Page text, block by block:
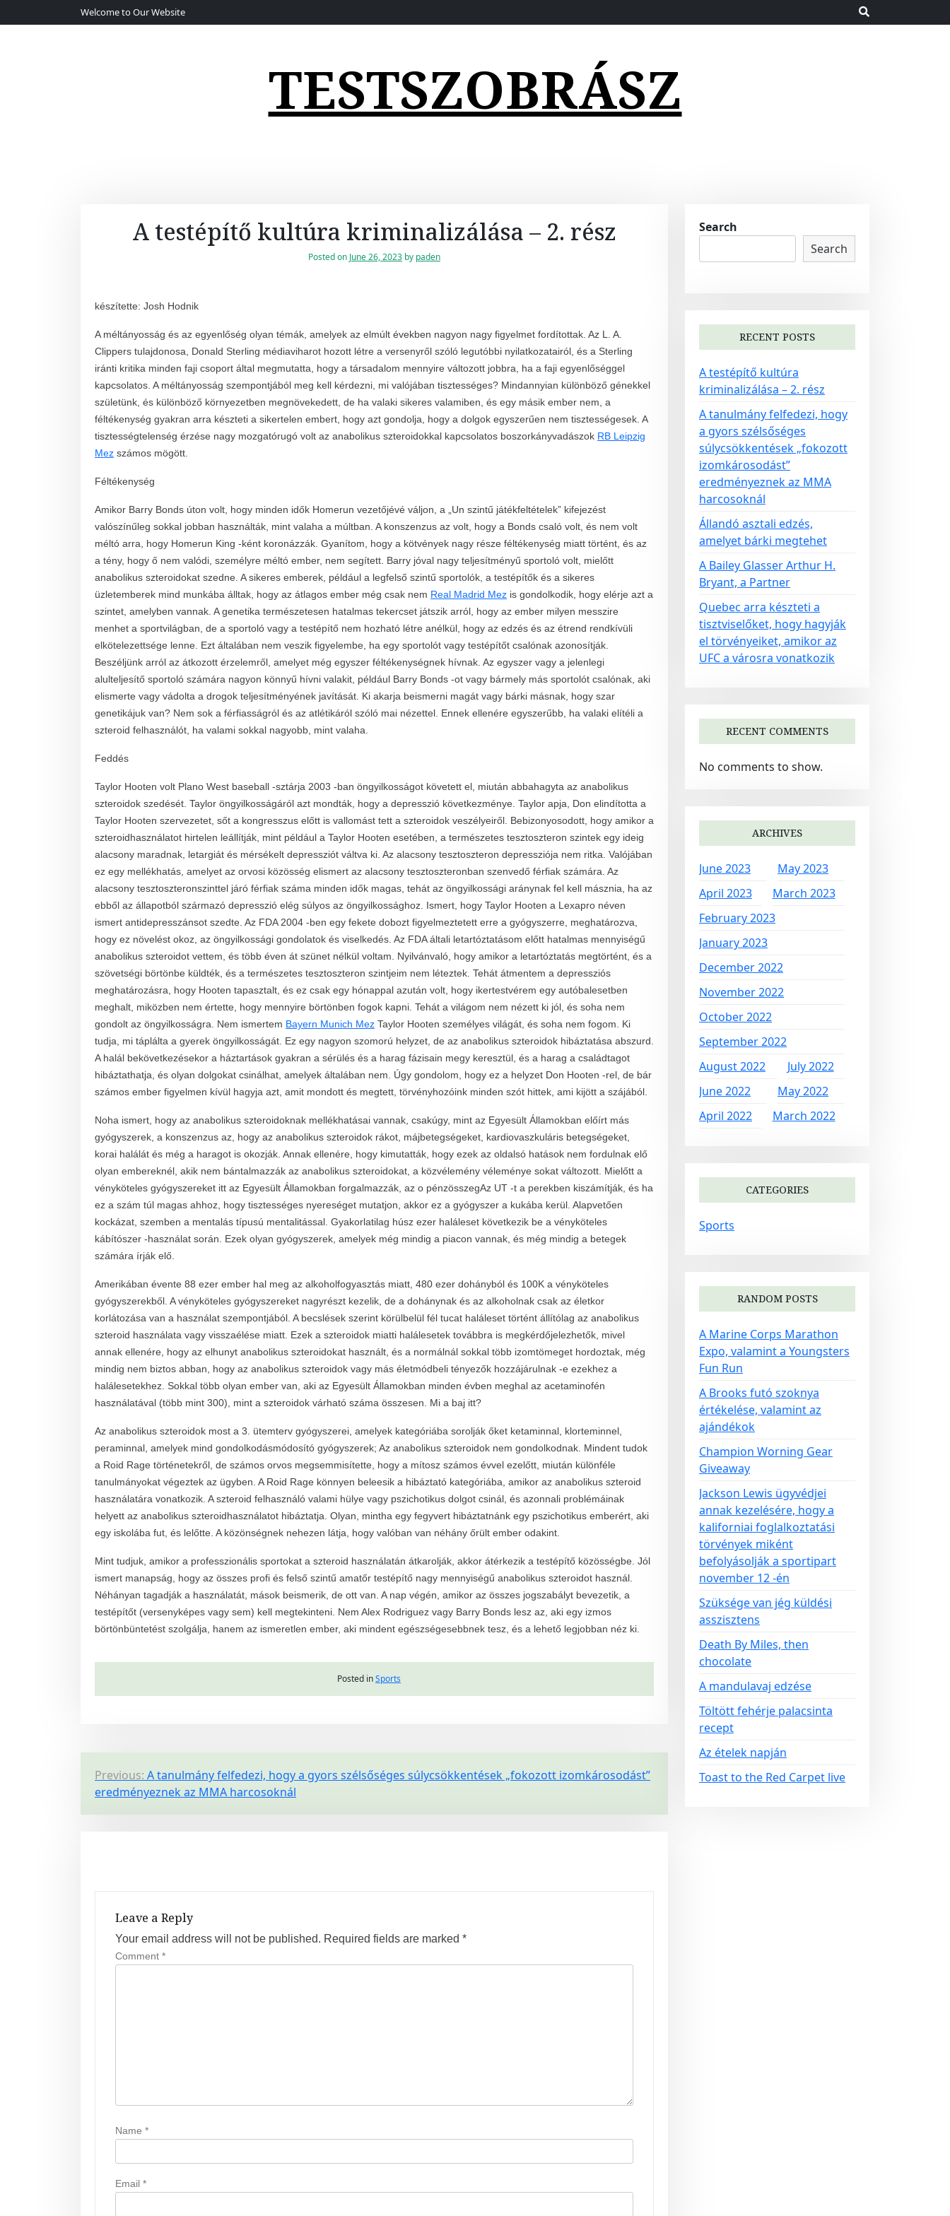
k
Welcome to Our Website
TESTSZOBRÁSZ
A testépítő kultúra kriminalizálása – 2. rész
Posted on June 26, 2023 by paden
készítette: Josh Hodnik
A méltányosság és az egyenlőség olyan témák, amelyek az elmúlt években nagyon nagy figyelmet fordítottak. Az L. A.
Clippers tulajdonosa, Donald Sterling médiaviharot hozott létre a versenyről szóló legutóbbi nyilatkozatairól, és a Sterling
iránti kritika minden faji csoport által megmutatta, hogy a társadalom mennyire változott jobbra, ha a faji egyenlőséggel
kapcsolatos. A méltányosság szempontjából meg kell kérdezni, mi valójában tisztességes? Mindannyian különböző génekkel
születünk, és különböző környezetben megnövekedett, de ha valaki sikeres valamiben, és egy másik ember nem, a
féltékenység gyakran arra készteti a sikertelen embert, hogy azt gondolja, hogy a dolgok egyszerűen nem tisztességesek. A
tisztességtelenség érzése nagy mozgatórugó volt az anabolikus szteroidokkal kapcsolatos boszorkányvadászok RB Leipzig
Mez számos mögött.
Féltékenység
Amikor Barry Bonds úton volt, hogy minden idők Homerun vezetőjévé váljon, a „Un szintű játékfeltételek” kifejezést
valószínűleg sokkal jobban használták, mint valaha a múltban. A konszenzus az volt, hogy a Bonds csaló volt, és nem volt
méltó arra, hogy Homerun King -ként koronázzák. Gyanítom, hogy a kötvények nagy része féltékenység miatt történt, és az
a tény, hogy ő nem valódi, személyre méltó ember, nem segített. Barry jóval nagy teljesítményű sportoló volt, mielőtt
anabolikus szteroidokat szedne. A sikeres emberek, például a legfelső szintű sportolók, a testépítők és a sikeres
üzletemberek mind munkába álltak, hogy az átlagos ember még csak nem Real Madrid Mez is gondolkodik, hogy elérje azt a
szintet, amelyben vannak. A genetika természetesen hatalmas tekercset játszik arról, hogy az ember milyen messzire
menhet a sportvilágban, de a sportoló vagy a testépítő nem hozható létre anélkül, hogy az edzés és az étrend rendkívüli
elkötelezettsége lenne. Ezt általában nem veszik figyelembe, ha egy sportolót vagy testépítőt csalónak azonosítják.
Beszéljünk arról az átkozott érzelemről, amelyet még egyszer féltékenységnek hívnak. Az egyszer vagy a jelenlegi
alulteljesítő sportoló számára nagyon könnyű hívni valakit, például Barry Bonds -ot vagy bármely más sportolót csalónak, aki
elismerte vagy vádolta a drogok teljesítményének javítását. Ki akarja beismerni magát vagy bárki másnak, hogy szar
genetikájuk van? Nem sok a férfiasságról és az atlétikáról szóló mai nézettel. Ennek ellenére egyszerűbb, ha valaki elítéli a
szteroid felhasználót, ha valami sokkal nagyobb, mint valaha.
Feddés
Taylor Hooten volt Plano West baseball -sztárja 2003 -ban öngyilkosságot követett el, miután abbahagyta az anabolikus
szteroidok szedését. Taylor öngyilkosságáról azt mondták, hogy a depresszió következménye. Taylor apja, Don elindította a
Taylor Hooten szervezetet, sőt a kongresszus előtt is vallomást tett a szteroidok veszélyeiről. Bebizonyosodott, hogy amikor a
szteroidhasználatot hirtelen leállítják, mint például a Taylor Hooten esetében, a természetes tesztoszteron szintek egy ideig
alacsony maradnak, letargiát és mérsékelt depressziót váltva ki. Az alacsony tesztoszteron depressziója nem ritka. Valójában
ez egy mellékhatás, amelyet az orvosi közösség elismert az alacsony tesztoszteronban szenvedő férfiak számára. Az
alacsony tesztoszteronszinttel járó férfiak száma minden idők magas, tehát az öngyilkossági aránynak fel kell másznia, ha az
ebből az állapotból származó depresszió elég súlyos az öngyilkossághoz. Ismert, hogy Taylor Hooten a Lexapro néven
ismert antidepresszánsot szedte. Az FDA 2004 -ben egy fekete dobozt figyelmeztetett erre a gyógyszerre, meghatározva,
hogy ez növelést okoz, az öngyilkossági gondolatok és viselkedés. Az FDA általi letartóztatásom előtt hatalmas mennyiségű
anabolikus szteroidot vettem, és több éven át szünet nélkül voltam. Nyilvánvaló, hogy amikor a letartóztatás megtörtént, és a
szövetségi börtönbe küldték, és a természetes tesztoszteron szintjeim nem léteztek. Tehát átmentem a depressziós
meghatározásra, hogy Hooten tapasztalt, és ez csak egy hónappal azután volt, hogy ikertestvérem egy autóbalesetben
meghalt, miközben nem értette, hogy mennyire börtönben fogok kapni. Tehát a világom nem nézett ki jól, és soha nem
gondolt az öngyilkosságra. Nem ismertem Bayern Munich Mez Taylor Hooten személyes világát, és soha nem fogom. Ki
tudja, mi táplálta a gyerek öngyilkosságát. Ez egy nagyon szomorú helyzet, de az anabolikus szteroidok hibáztatása abszurd.
A halál bekövetkezésekor a háztartások gyakran a sérülés és a harag fázisain megy keresztül, és a harag a családtagot
hibáztathatja, és olyan dolgokat csinálhat, amelyek általában nem. Úgy gondolom, hogy ez a helyzet Don Hooten -rel, de bár
számos ember figyelmen kívül hagyja azt, amit mondott és megtett, törvényhozóink minden szót hittek, ami kijött a szájából.
Noha ismert, hogy az anabolikus szteroidoknak mellékhatásai vannak, csakúgy, mint az Egyesült Államokban előírt más
gyógyszerek, a konszenzus az, hogy az anabolikus szteroidok rákot, májbetegségeket, kardiovaszkuláris betegségeket,
korai halálát és még a haragot is okozják. Annak ellenére, hogy kimutatták, hogy ezek az oldalsó hatások nem fordulnak elő
olyan embereknél, akik nem bántalmazzák az anabolikus szteroidokat, a közvélemény véleménye sokat változott. Mielőtt a
vényköteles gyógyszereket itt az Egyesült Államokban forgalmazzák, az o pénzösszegAz UT -t a perekben kiszámítják, és ha
ez a szám túl magas ahhoz, hogy tisztességes nyereséget mutatjon, akkor ez a gyógyszer a kukába kerül. Alapvetően
kockázat, szemben a mentalás típusú mentalitással. Gyakorlatilag húsz ezer haláleset következik be a vényköteles
kábítószer -használat során. Ezek olyan gyógyszerek, amelyek még mindig a piacon vannak, és még mindig a betegek
számára írják elő.
Amerikában évente 88 ezer ember hal meg az alkoholfogyasztás miatt, 480 ezer dohányból és 100K a vényköteles
gyógyszerekből. A vényköteles gyógyszereket nagyrészt kezelik, de a dohánynak és az alkoholnak csak az életkor
korlátozása van a használat szempontjából. A becslések szerint körülbelül fél tucat haláleset történt állítólag az anabolikus
szteroid használata vagy visszaélése miatt. Ezek a szteroidok miatti halálesetek továbbra is megkérdőjelezhetők, mivel
annak ellenére, hogy az elhunyt anabolikus szteroidokat használt, és a normálnál sokkal több izomtömeget hordoztak, még
mindig nem biztos abban, hogy az anabolikus szteroidok vagy más életmódbeli tényezők hozzájárulnak -e ezekhez a
halálesetekhez. Sokkal több olyan ember van, aki az Egyesült Államokban minden évben meghal az acetaminofén
használatával (több mint 300), mint a szteroidok várható száma összesen. Mi a baj itt?
Az anabolikus szteroidok most a 3. ütemterv gyógyszerei, amelyek kategóriába sorolják őket ketaminnal, klorteminnel,
peraminnal, amelyek mind gondolkodásmódosító gyógyszerek; Az anabolikus szteroidok nem gondolkodnak. Mindent tudok
a Roid Rage történetekről, de számos orvos megsemmisítette, hogy a mítosz számos évvel ezelőtt, miután különféle
tanulmányokat végeztek az ügyben. A Roid Rage könnyen beleesik a hibáztató kategóriába, amikor az anabolikus szteroid
használatára vonatkozik. A szteroid felhasználó valami hülye vagy pszichotikus dolgot csinál, és azonnali problémáinak
helyett az anabolikus szteroidhasználatot hibáztatja. Olyan, mintha egy fegyvert hibáztatnánk egy pszichotikus emberért, aki
egy iskolába fut, és lelőtte. A közönségnek nehezen látja, hogy valóban van néhány őrült ember odakint.
Mint tudjuk, amikor a professzionális sportokat a szteroid használatán átkarolják, akkor átérkezik a testépítő közösségbe. Jól
ismert manapság, hogy az összes profi és felső szintű amatőr testépítő nagy mennyiségű anabolikus szteroidot használ.
Néhányan tagadják a használatát, mások beismerik, de ott van. A nap végén, amikor az összes jogszabályt bevezetik, a
testépítőt (versenyképes vagy sem) kell megtekinteni. Nem Alex Rodriguez vagy Barry Bonds lesz az, aki egy izmos
börtönbüntetést szolgálja, hanem az ismeretlen ember, aki mindent egészségesebbnek tesz, és a lehető legjobban néz ki.
Posted inSports
P
o
Previous: A tanulmány felfedezi, hogy a gyors szélsőséges súlycsökkentések „fokozott izomkárosodást”
eredményeznek az MMA harcosoknál
Leave a Reply
Your email address will not be published. Required fields are marked *
Comment *
Name *
Email *
Search
Search
RECENT POSTS
A testépítő kultúra
kriminalizálása – 2. rész
A tanulmány felfedezi, hogy
a gyors szélsőséges
súlycsökkentések „fokozott
izomkárosodást”
eredményeznek az MMA
harcosoknál
Állandó asztali edzés,
amelyet bárki megtehet
A Bailey Glasser Arthur H.
Bryant, a Partner
Quebec arra készteti a
tisztviselőket, hogy hagyják
el törvényeiket, amikor az
UFC a városra vonatkozik
RECENT COMMENTS
No comments to show.
ARCHIVES
June 2023
May 2023
April 2023
March 2023
February 2023
January 2023
December 2022
November 2022
October 2022
September 2022
August 2022
July 2022
June 2022
May 2022
April 2022
March 2022
CATEGORIES
Sports
RANDOM POSTS
A Marine Corps Marathon
Expo, valamint a Youngsters
Fun Run
A Brooks futó szoknya
értékelése, valamint az
ajándékok
Champion Worning Gear
Giveaway
Jackson Lewis ügyvédjei
annak kezelésére, hogy a
kaliforniai foglalkoztatási
törvények miként
befolyásolják a sportipart
november 12 -én
Szüksége van jég küldési
asszisztens
Death By Miles, then
chocolate
A mandulavaj edzése
Töltött fehérje palacsinta
recept
Az ételek napján
Toast to the Red Carpet live